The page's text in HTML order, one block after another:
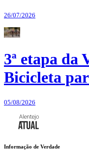
26/07/2026
3ª etapa da
Bicicleta
05/08/2026
Informação de Verdade